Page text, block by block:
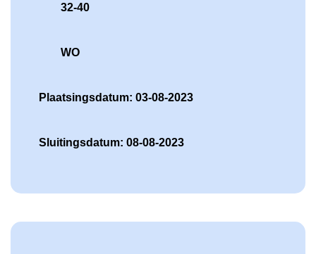
32-40
WO
Plaatsingsdatum: 03-08-2023
Sluitingsdatum: 08-08-2023